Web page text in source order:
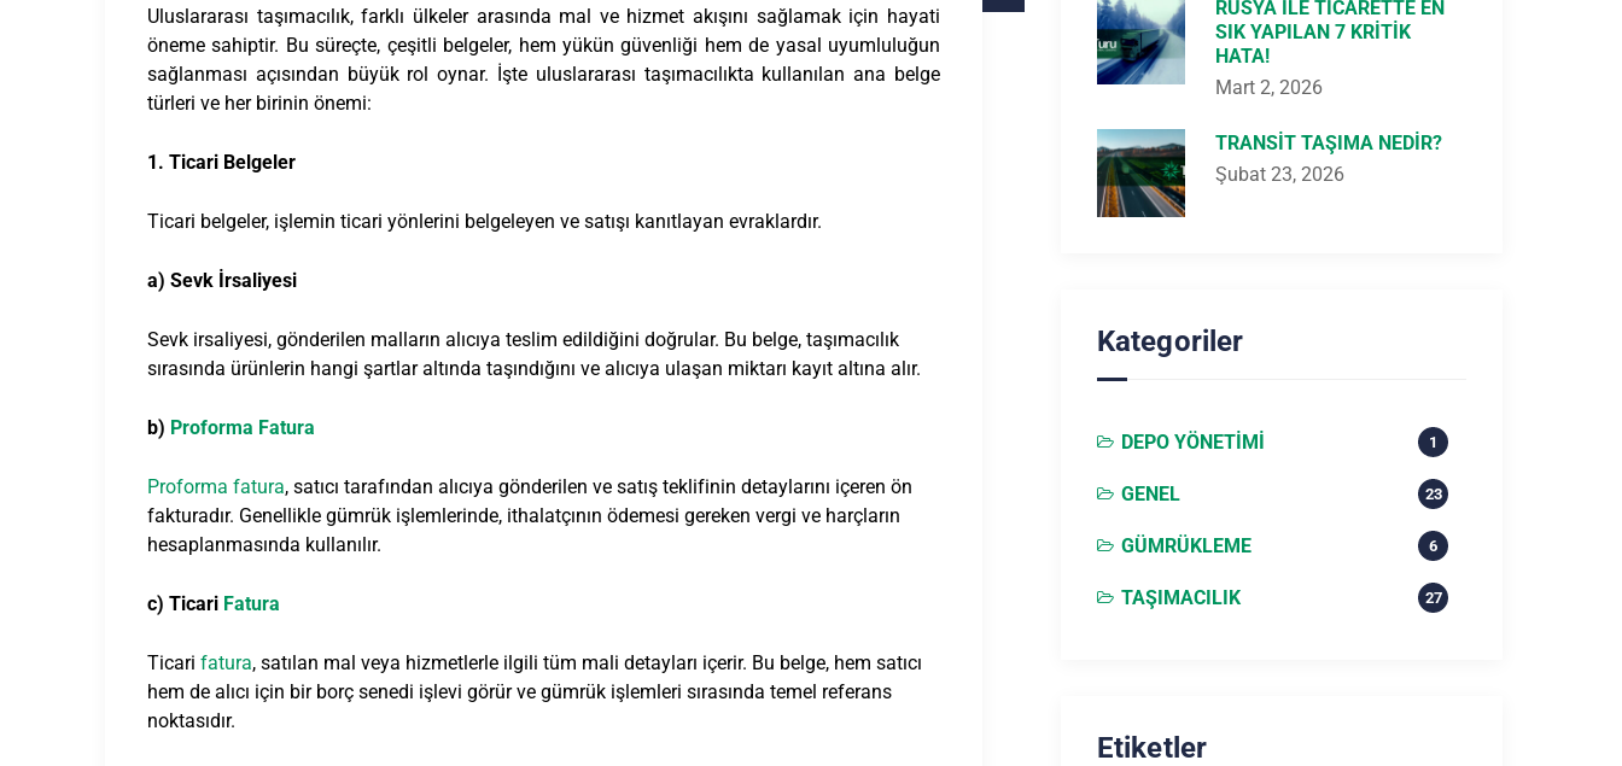
Uluslararası taşımacılık, farklı ülkeler arasında mal ve hizmet akışını sağlamak için hayati
öneme sahiptir. Bu süreçte, çeşitli belgeler, hem yükün güvenliği hem de yasal uyumluluğun
sağlanması açısından büyük rol oynar. İşte uluslararası taşımacılıkta kullanılan ana belge
türleri ve her birinin önemi:
1. Ticari Belgeler
Ticari belgeler, işlemin ticari yönlerini belgeleyen ve satışı kanıtlayan evraklardır.
a) Sevk İrsaliyesi
Sevk irsaliyesi, gönderilen malların alıcıya teslim edildiğini doğrular. Bu belge, taşımacılık
sırasında ürünlerin hangi şartlar altında taşındığını ve alıcıya ulaşan miktarı kayıt altına alır.
b) Proforma Fatura
Proforma fatura, satıcı tarafından alıcıya gönderilen ve satış teklifinin detaylarını içeren ön
fakturadır. Genellikle gümrük işlemlerinde, ithalatçının ödemesi gereken vergi ve harçların
hesaplanmasında kullanılır.
c) Ticari Fatura
Ticari fatura, satılan mal veya hizmetlerle ilgili tüm mali detayları içerir. Bu belge, hem satıcı
hem de alıcı için bir borç senedi işlevi görür ve gümrük işlemleri sırasında temel referans
noktasıdır.
RUSYA ILE TICARETTE EN
SIK YAPILAN 7 KRITIK
HATA!
Mart 2, 2026
TRANSIT TAŞIMA NEDIR?
Şubat 23, 2026
Kategoriler
DEPO YÖNETIMI 1
GENEL 23
GÜMRÜKLEME 6
TAŞIMACILIK 27
Etiketler